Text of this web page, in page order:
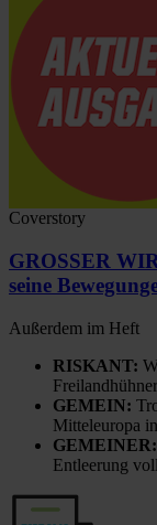
Coverstory
GROSSER
seine
Außerdem im Heft
RISKANT:
GEMEIN:
Mitteleuropa
GEMEINER:
Entleerung